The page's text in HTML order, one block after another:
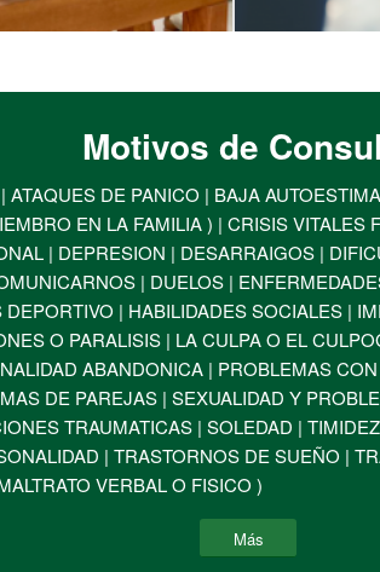
Motivos de
ATAQUES DE PANICO | BAJA
EN LA FAMILIA ) | CRISIS VITALES
| DEPRESION | DESARRAIGOS |
| DUELOS |
| HABILIDADES SOCIALES |
O PARALISIS | LA CULPA O EL
ABANDONICA | PROBLEMAS
DE PAREJAS | SEXUALIDAD Y
TRAUMATICAS | SOLEDAD |
| TRASTORNOS DE SUEÑO |
VERBAL O FISICO )
Más